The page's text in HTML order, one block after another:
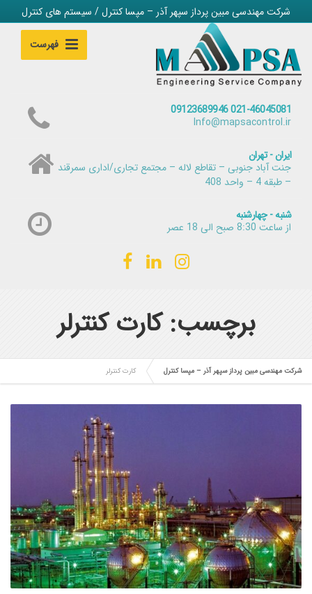
شرکت مهندسی مبین پرداز سپهر آذر – مپسا کنترل / سیستم های کنترل
فهرست
021-46045081 09123689946
Info@mapsacontrol.ir
ایران - تهران
جنت آباد جنوبی – تقاطع لاله – مجتمع تجاری/اداری سمرقند
– طبقه 4 – واحد 408
شنبه - چهارشنبه
از ساعت 8:30 صبح الی 18 عصر
برچسب: کارت کنترلر
شرکت مهندسی مبین پرداز سپهر آذر – مپسا کنترل کارت کنترلر